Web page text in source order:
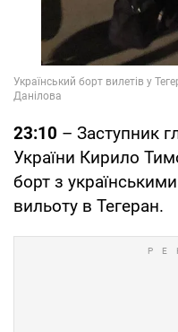
23:10 – Заступник
України Кирило
борт з
вильоту в Тегеран.